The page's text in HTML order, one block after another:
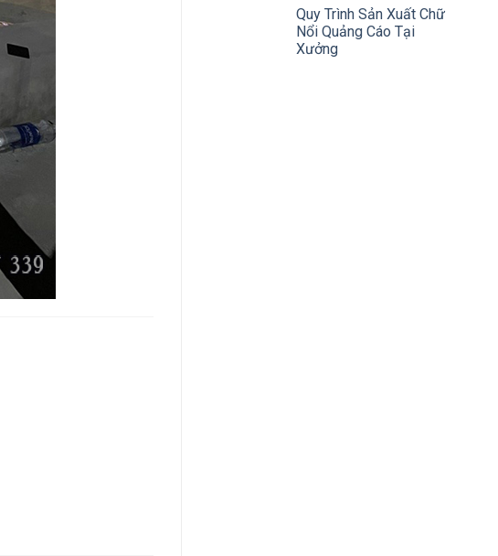
Quy Trình Sản Xuất Chữ
Nổi Quảng Cáo Tại
Xưởng